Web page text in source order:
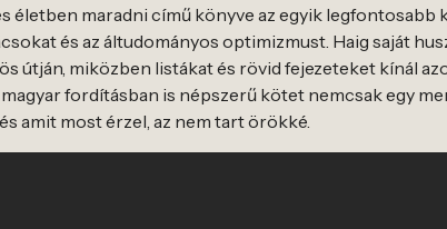
életben maradni című könyve az egyik
és az áltudományos optimizmust. Haig saját
útján, miközben listákat és rövid fejezeteket kínál
fordításban is népszerű kötet nemcsak egy
amit most érzel, az nem tart örökké.